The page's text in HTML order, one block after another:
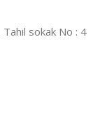
sokak No : 4